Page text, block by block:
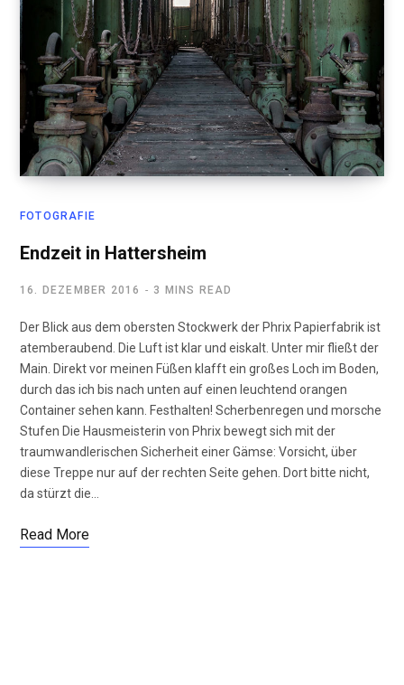
FOTOGRAFIE
Endzeit in Hattersheim
16. DEZEMBER 2016 3 MINS READ
Der Blick aus dem obersten Stockwerk der Phrix Papierfabrik ist
atemberaubend. Die Luft ist klar und eiskalt. Unter mir fließt der
Main. Direkt vor meinen Füßen klafft ein großes Loch im Boden,
durch das ich bis nach unten auf einen leuchtend orangen
Container sehen kann. Festhalten! Scherbenregen und morsche
Stufen Die Hausmeisterin von Phrix bewegt sich mit der
traumwandlerischen Sicherheit einer Gämse: Vorsicht, über
diese Treppe nur auf der rechten Seite gehen. Dort bitte nicht,
da stürzt die…
Read More